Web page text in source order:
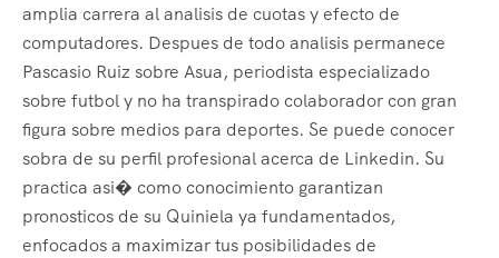
amplia carrera al analisis de cuotas y efecto de
computadores. Despues de todo analisis permanece
Pascasio Ruiz sobre Asua, periodista especializado
sobre futbol y no ha transpirado colaborador con gran
figura sobre medios para deportes. Se puede conocer
sobra de su perfil profesional acerca de Linkedin. Su
practica asi� como conocimiento garantizan
pronosticos de su Quiniela ya fundamentados,
enfocados a maximizar tus posibilidades de